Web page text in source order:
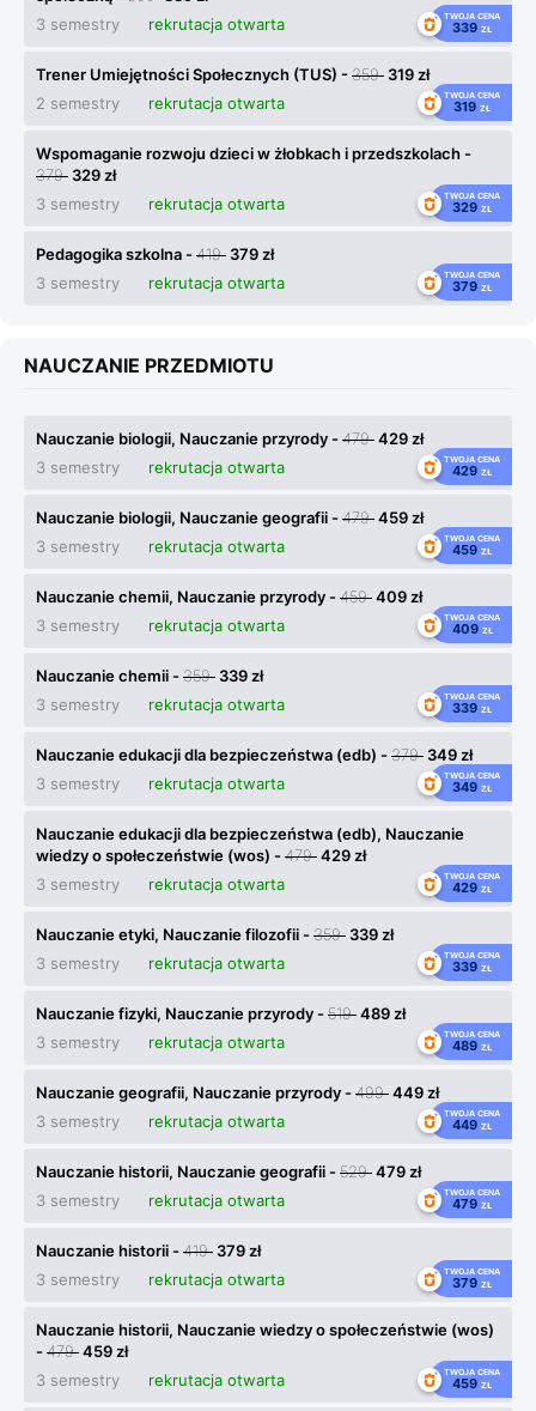
3 semestry
rekrutacja otwarta TWOJA CENA
339 ZŁ
Trener Umiejętności Społecznych (TUS) -359 319 zł
2 semestry
rekrutacja otwarta TWOJA CENA
319 ZŁ
Wspomaganie rozwoju dzieci w żłobkach i przedszkolach -
379 329 zł
3 semestry
rekrutacja otwarta TWOJA CENA
329 ZŁ
Pedagogika szkolna -419 379 zł
3 semestry
rekrutacja otwarta TWOJA CENA
379 ZŁ
NAUCZANIE PRZEDMIOTU
Nauczanie biologii, Nauczanie przyrody -479429 zł
3 semestry
rekrutacja otwarta TWOJA CENA
429 ZŁ
Nauczanie biologii, Nauczanie geografii -479459 zł
3 semestry
rekrutacja otwarta TWOJA CENA
459 ZŁ
Nauczanie chemii, Nauczanie przyrody -459409 zł
3 semestry
rekrutacja otwarta TWOJA CENA
409 ZŁ
Nauczanie chemii -359 339 zł
3 semestry
rekrutacja otwarta TWOJA CENA
339 ZŁ
Nauczanie edukacji dla bezpieczeństwa (edb) -379 349 zł
3 semestry
rekrutacja otwarta TWOJA CENA
349 ZŁ
Nauczanie edukacji dla bezpieczeństwa (edb), Nauczanie
wiedzy o społeczeństwie (wos) -479429 zł
3 semestry
rekrutacja otwarta TWOJA CENA
429 ZŁ
Nauczanie etyki, Nauczanie filozofii -359 339 zł
3 semestry
rekrutacja otwarta TWOJA CENA
339 ZŁ
Nauczanie fizyki, Nauczanie przyrody -519489 zł
3 semestry
rekrutacja otwarta TWOJA CENA
489 ZŁ
Nauczanie geografii, Nauczanie przyrody -499449 zł
3 semestry
rekrutacja otwarta TWOJA CENA
449 ZŁ
Nauczanie historii, Nauczanie geografii -529479 zł
3 semestry
rekrutacja otwarta TWOJA CENA
479 ZŁ
Nauczanie historii -419 379 zł
3 semestry
rekrutacja otwarta TWOJA CENA
379 ZŁ
Nauczanie historii, Nauczanie wiedzy o społeczeństwie (wos)
-479459 zł
3 semestry
rekrutacja otwarta TWOJA CENA
459 ZŁ